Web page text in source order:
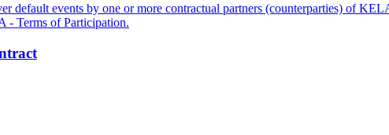
default events by one or more contractual partners (counterparties) of
- Terms of Participation.